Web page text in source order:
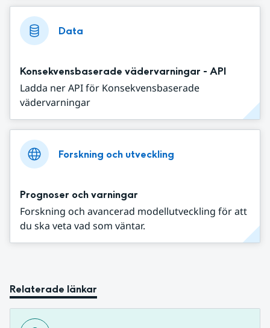
Data
Konsekvensbaserade vädervarningar - API
Ladda ner API för Konsekvensbaserade
vädervarningar
Forskning och utveckling
Prognoser och varningar
Forskning och avancerad modellutveckling för att
du ska veta vad som väntar.
Relaterade länkar